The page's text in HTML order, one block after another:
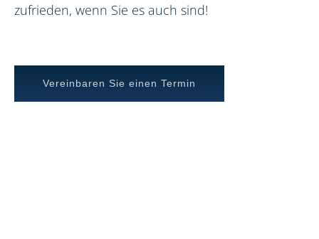
zufrieden, wenn Sie es auch sind!
Vereinbaren Sie einen Termin